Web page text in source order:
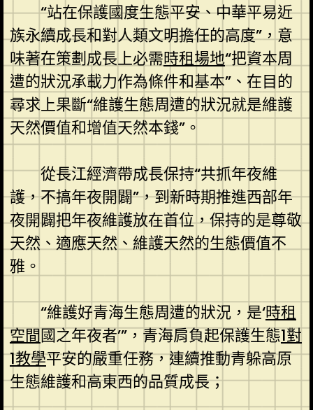
“站在保護國度生態平安、中華平易近
族永續成長和對人類文明擔任的高度”，意
味著在策劃成長上必需時租場地“把資本周
遭的狀況承載力作為條件和基本”、在目的
尋求上果斷“維護生態周遭的狀況就是維護
天然價值和增值天然本錢”。
從長江經濟帶成長保持“共抓年夜維
護，不搞年夜開闢”，到新時期推進西部年
夜開闢把年夜維護放在首位，保持的是尊敬
天然、適應天然、維護天然的生態價值不
雅。
“維護好青海生態周遭的狀況，是‘時租
空間國之年夜者’”，青海肩負起保護生態1對
1教學平安的嚴重任務，連續推動青躲高原
生態維護和高東西的品質成長；